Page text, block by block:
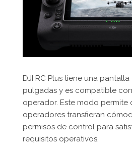
DJI RC Plus tiene una
pulgadas y es compatible
operador. Este modo permite
operadores transfieran
permisos de control para
requisitos operativos.